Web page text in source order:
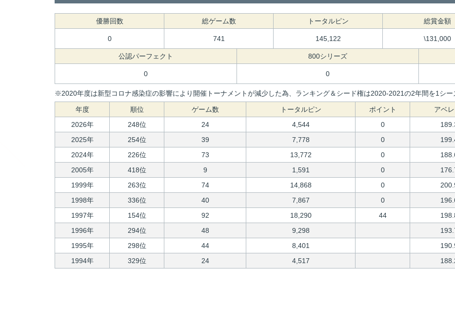
優勝回数 総ゲーム数 トータルピン 総賞金額
0 741 145,122 \131,000
公認パーフェクト 800シリーズ
0 0
※2020年度は新型コロナ感染症の影響により開催トーナメントが減少した為、ランキング＆シード権は2020-2021の2年間を1シー
年度 順位 ゲーム数 トータルピン ポイント アベ
2026年
248位 24 4,544 0
2025年
254位 39 7,778 0
2024年
226位 73 13,772 0
2005年
418位 9 1,591 0
1999年
263位 74 14,868 0
1998年
336位 40 7,867 0
1997年
154位 92 18,290 44
1996年
294位 48 9,298
1995年
298位 44 8,401
1994年
329位 24 4,517